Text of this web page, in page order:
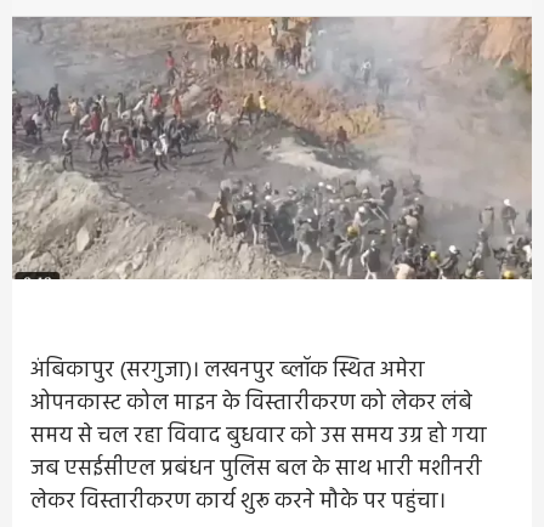
अंबिकापुर (सरगुजा)। लखनपुर ब्लॉक स्थित अमेरा
ओपनकास्ट कोल माइन के विस्तारीकरण को लेकर लंबे
समय से चल रहा विवाद बुधवार को उस समय उग्र हो गया
जब एसईसीएल प्रबंधन पुलिस बल के साथ भारी मशीनरी
लेकर विस्तारीकरण कार्य शुरू करने मौके पर पहुंचा।